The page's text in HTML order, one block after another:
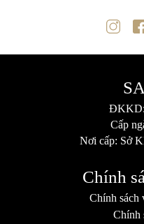
ĐKKD:
Cấp
Nơi cấp: Sở
Chính
Chính sách
Chính